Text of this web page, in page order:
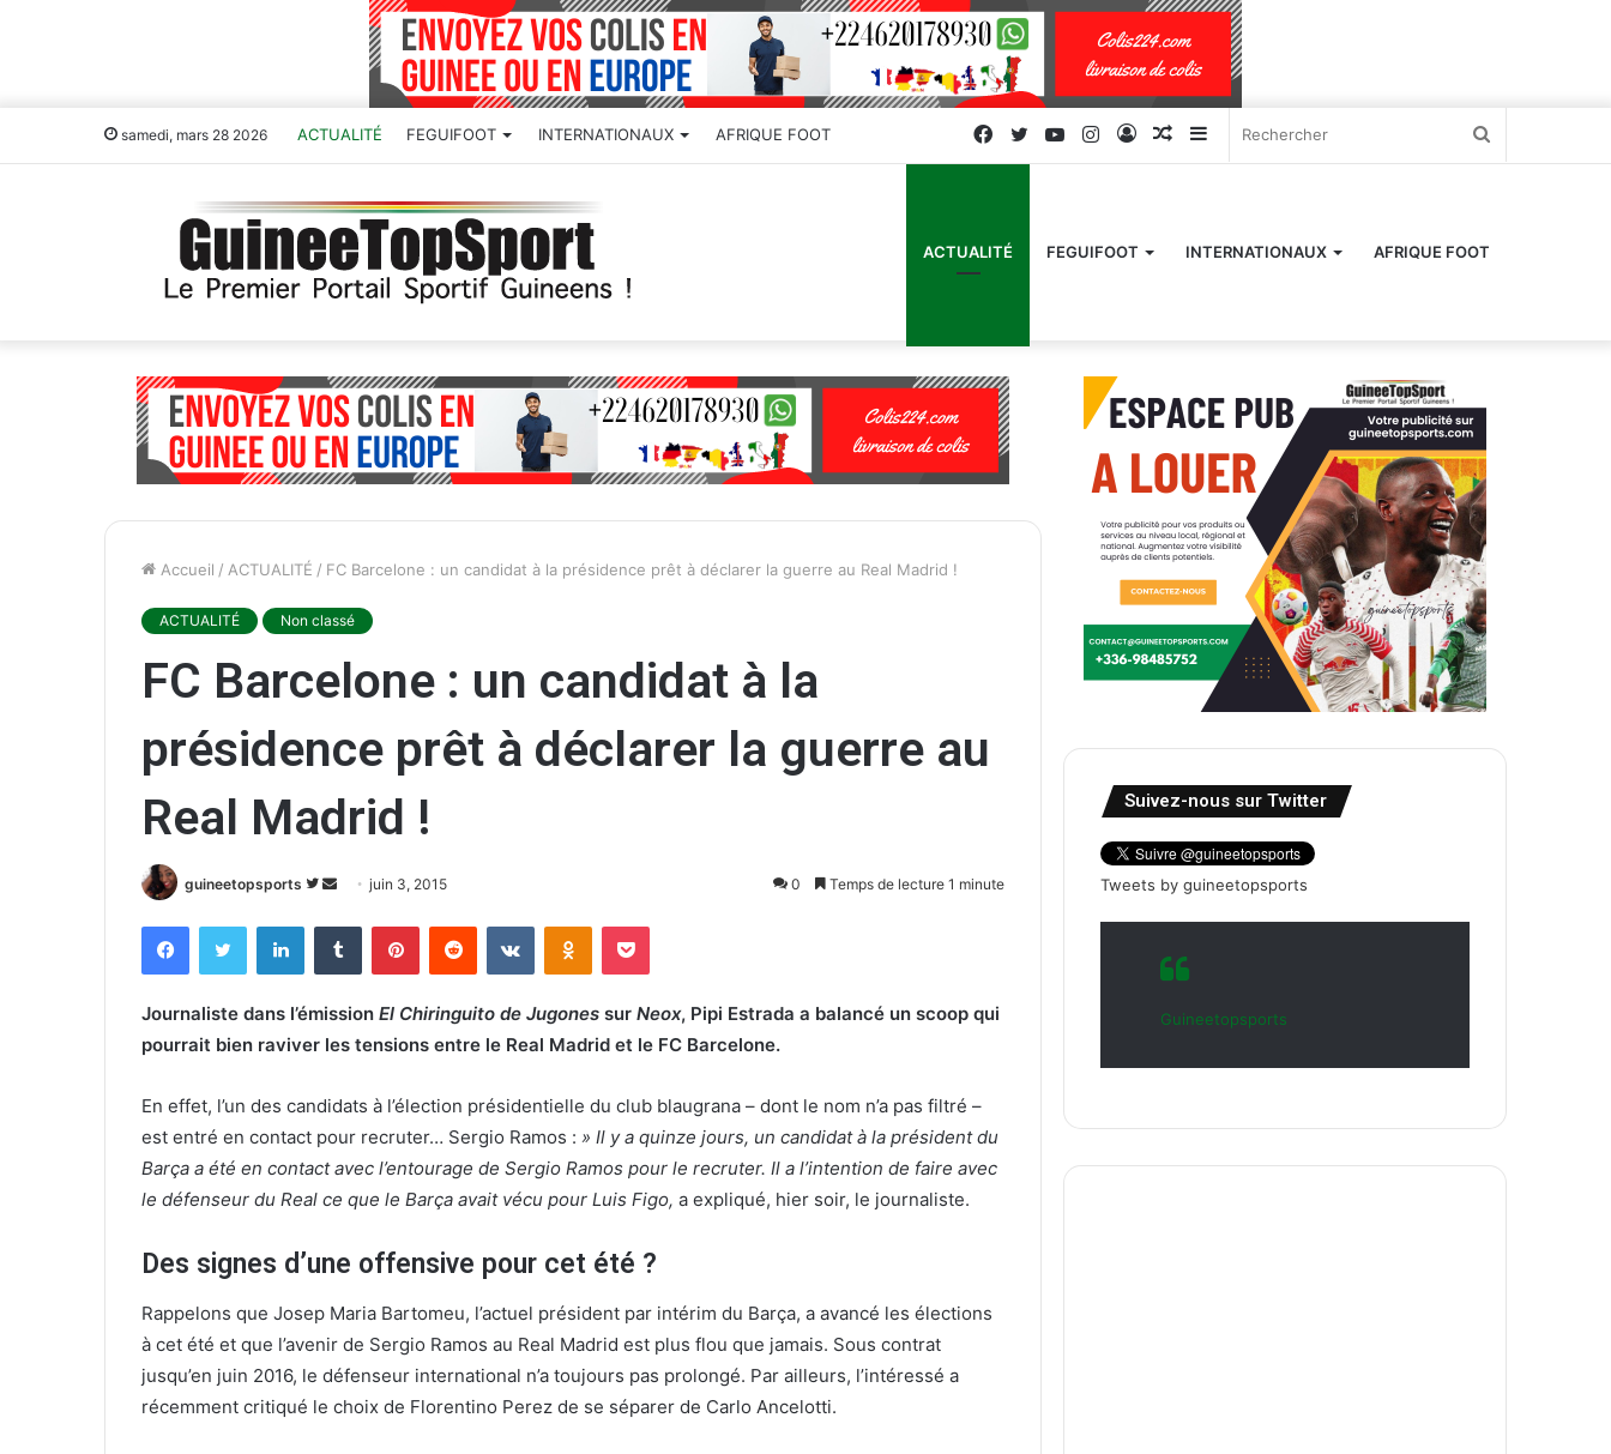
samedi, mars 28 2026 ACTUALITÉ FEGUIFOOT INTERNATIONAUX AFRIQUE FOOT Sidebar
latérale)
Article
Connexion
Instagram
YouTube
Twitter
Facebook
ACTUALITÉ FEGUIFOOT INTERNATIONAUX AFRIQUE FOOT
Accueil / ACTUALITÉ / FC Barcelone : un candidat à la présidence prêt à déclarer la guerre au Real Madrid !
ACTUALITÉ Non classé
FC Barcelone : un candidat à la
présidence prêt à déclarer la guerre au
Real Madrid !
guineetopsports
S
v
s
r
T
w
i
t
r
v
o
r
n
c
o
u
r
e
l
juin 3, 2015 0 Temps de lecture 1 minute
Journaliste dans l’émission El Chiringuito de Jugones sur Neox, Pipi Estrada a balancé un scoop qui
pourrait bien raviver les tensions entre le Real Madrid et le FC Barcelone.
En effet, l’un des candidats à l’élection présidentielle du club blaugrana – dont le nom n’a pas filtré –
est entré en contact pour recruter… Sergio Ramos : » Il y a quinze jours, un candidat à la président du
Barça a été en contact avec l’entourage de Sergio Ramos pour le recruter. Il a l’intention de faire avec
le défenseur du Real ce que le Barça avait vécu pour Luis Figo, a expliqué, hier soir, le journaliste.
Des signes d’une offensive pour cet été ?
Rappelons que Josep Maria Bartomeu, l’actuel président par intérim du Barça, a avancé les élections
à cet été et que l’avenir de Sergio Ramos au Real Madrid est plus flou que jamais. Sous contrat
jusqu’en juin 2016, le défenseur international n’a toujours pas prolongé. Par ailleurs, l’intéressé a
récemment critiqué le choix de Florentino Perez de se séparer de Carlo Ancelotti.
Suivez-nous sur Twitter
Tweets by guineetopsports
Guineetopsports